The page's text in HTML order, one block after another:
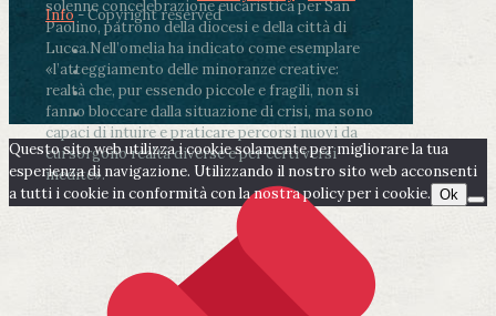
solenne concelebrazione eucaristica per San
Paolino, patrono della diocesi e della città di
Lucca.Nell’omelia ha indicato come esemplare
«l’atteggiamento delle minoranze creative:
realtà che, pur essendo piccole e fragili, non si
fanno bloccare dalla situazione di crisi, ma sono
capaci di intuire e praticare percorsi nuovi da
cui sorgono realtà diverse e per certi versi
inedite».
Info- Copyright reserved
Questo sito web utilizza i cookie solamente per migliorare la tua
esperienza di navigazione. Utilizzando il nostro sito web acconsenti
a tutti i cookie in conformità con la nostra policy per i cookie. Ok